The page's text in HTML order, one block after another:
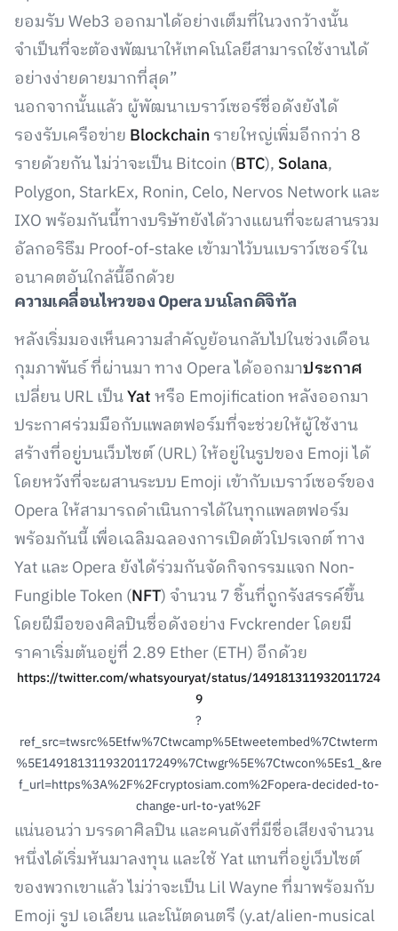
ยอมรับ Web3 ออกมาได้อย่างเต็มที่ในวงกว้างนั้น
จำเป็นที่จะต้องพัฒนาให้เทคโนโลยีสามารถใช้งานได้
อย่างง่ายดายมากที่สุด”
นอกจากนั้นแล้ว ผู้พัฒนาเบราว์เซอร์ชื่อดังยังได้
รองรับเครือข่าย Blockchainรายใหญ่เพิ่มอีกกว่า 8
รายด้วยกัน ไม่ว่าจะเป็น Bitcoin (BTC), Solana,
Polygon, StarkEx, Ronin, Celo, Nervos Network และ
IXO พร้อมกันนี้ทางบริษัทยังได้วางแผนที่จะผสานรวม
อัลกอริธึม Proof-of-stake เข้ามาไว้บนเบราว์เซอร์ใน
อนาคตอันใกล้นี้อีกด้วย
ความเคลื่อนไหวของOperaบนโลกดิจิทัล
หลังเริ่มมองเห็นความสำคัญย้อนกลับไปในช่วงเดือน
กุมภาพันธ์ ที่ผ่านมา ทาง Opera ได้ออกมาประกาศ
เปลี่ยน URL เป็นYatหรือ Emojification หลังออกมา
ประกาศร่วมมือกับแพลตฟอร์มที่จะช่วยให้ผู้ใช้งาน
สร้างที่อยู่บนเว็บไซต์ (URL) ให้อยู่ในรูปของ Emoji ได้
โดยหวังที่จะผสานระบบ Emoji เข้ากับเบราว์เซอร์ของ
Opera ให้สามารถดำเนินการได้ในทุกแพลตฟอร์ม
พร้อมกันนี้ เพื่อเฉลิมฉลองการเปิดตัวโปรเจกต์ ทาง
Yat และ Opera ยังได้ร่วมกันจัดกิจกรรมแจก Non-
Fungible Token (NFT) จำนวน 7 ชิ้นที่ถูกรังสรรค์ขึ้น
โดยฝีมือของศิลปินชื่อดังอย่าง Fvckrender โดยมี
ราคาเริ่มต้นอยู่ที่ 2.89 Ether (ETH) อีกด้วย
https://twitter.com/whatsyouryat/status/149181311932011724
9
?
ref_src=twsrc%5Etfw%7Ctwcamp%5Etweetembed%7Ctwterm
%5E1491813119320117249%7Ctwgr%5E%7Ctwcon%5Es1_&re
f_url=https%3A%2F%2Fcryptosiam.com%2Fopera-decided-to-
change-url-to-yat%2F
แน่นอนว่า บรรดาศิลปิน และคนดังที่มีชื่อเสียงจำนวน
หนึ่งได้เริ่มหันมาลงทุน และใช้ Yat แทนที่อยู่เว็บไซต์
ของพวกเขาแล้ว ไม่ว่าจะเป็น Lil Wayne ที่มาพร้อมกับ
Emoji รูป เอเลียน และโน้ตดนตรี (y.at/alien-musical